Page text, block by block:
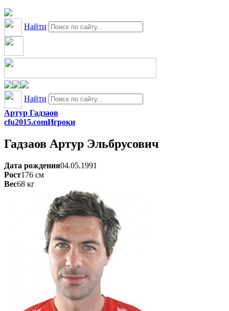
Найти
Найти
Артур Гадзаов
cfu2015.comИгроки
Гадзаов Артур Эльбрусович
Дата рождения04.05.1991
Рост176 см
Вес68 кг